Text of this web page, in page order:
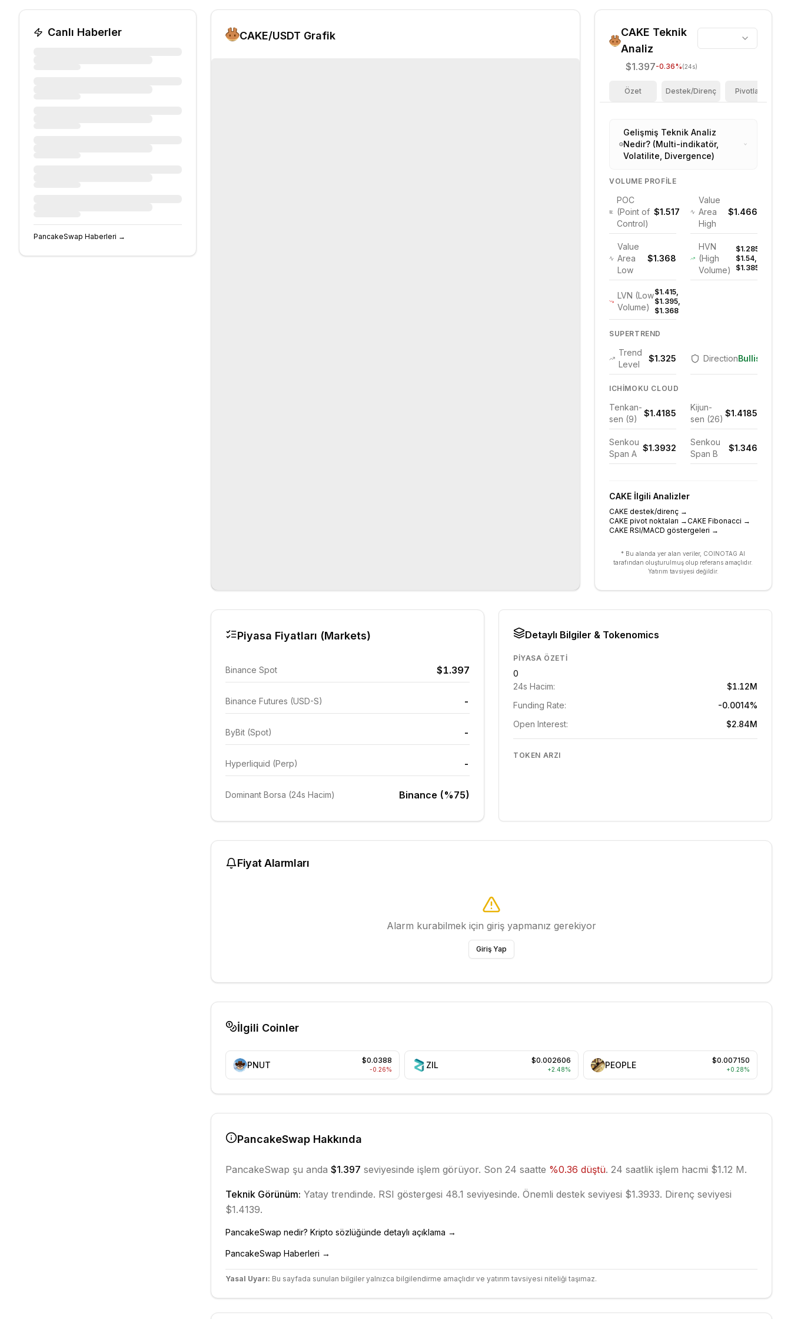
Canlı Haberler
PancakeSwap Haberleri →
CAKE/USDT Grafik CAKE Teknik
Analiz
$1.397-0.36%(24s)
Özet Destek/Direnç Pivotlar
Gelişmiş Teknik Analiz
Nedir? (Multi-indikatör,
Volatilite, Divergence)
VOLUME PROFILE
POC
(Point of
Control)
$1.517
Value
Area
High
$1.466
Value
Area
Low
$1.368
HVN
(High
Volume)
$1.285,
$1.54,
$1.385
LVN (Low
Volume)
$1.415,
$1.395,
$1.368
SUPERTREND
Trend
Level
$1.325 DirectionBullish
ICHIMOKU CLOUD
Tenkan-
sen (9)
$1.4185
Kijun-
sen (26)
$1.4185
Senkou
Span A
$1.3932
Senkou
Span B
$1.346
CAKEİlgili Analizler
CAKE destek/direnç→
CAKE pivot noktaları →CAKE Fibonacci →
CAKE RSI/MACD göstergeleri →
* Bu alanda yer alan veriler, COINOTAG AI
tarafından oluşturulmuş olup referans amaçlıdır.
Yatırım tavsiyesi değildir.
Piyasa Fiyatları (Markets)
Binance Spot $1.397
Binance Futures (USD-S) -
ByBit (Spot) -
Hyperliquid (Perp) -
Dominant Borsa (24s Hacim) Binance (%75)
Detaylı Bilgiler & Tokenomics
PIYASA ÖZETI
0
24s Hacim:
$1.12M
Funding Rate:
-0.0014%
Open Interest:
$2.84M
TOKEN ARZI
Fiyat Alarmları
Alarm kurabilmek için giriş yapmanız gerekiyor
Giriş Yap
İlgili Coinler
PNUT $0.0388
-0.26% ZIL $0.002606
+2.48% PEOPLE $0.007150
+0.28%
PancakeSwapHakkında
PancakeSwap şu anda $1.397 seviyesinde işlem görüyor. Son 24 saatte %0.36 düştü. 24 saatlik işlem hacmi $1.12 M.
Teknik Görünüm: Yataytrendinde. RSI göstergesi 48.1 seviyesinde. Önemli destek seviyesi $1.3933. Direnç seviyesi
$1.4139.
PancakeSwap nedir? Kripto sözlüğünde detaylı açıklama →
PancakeSwap Haberleri →
Yasal Uyarı: Bu sayfada sunulan bilgiler yalnızca bilgilendirme amaçlıdır ve yatırım tavsiyesi niteliği taşımaz.